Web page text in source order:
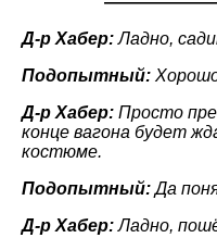
Д-р Хабер:Ладно,
Подопытный:
Д-р Хабер: Просто
конце вагона будет
костюме.
Подопытный:Да
Д-р Хабер:Ладно,